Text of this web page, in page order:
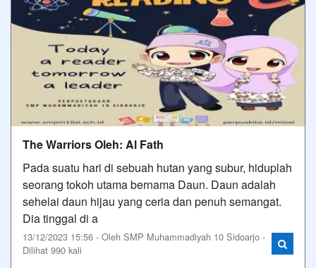
The Warriors Oleh: Al Fath
Pada suatu hari di sebuah hutan yang subur, hiduplah
seorang tokoh utama bernama Daun. Daun adalah
sehelai daun hijau yang ceria dan penuh semangat.
Dia tinggal di a
13/12/2023 15:56 - Oleh SMP Muhammadiyah 10 Sidoarjo -
Dilihat 990 kali